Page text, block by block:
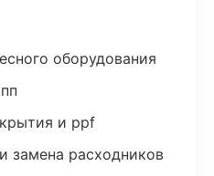
оборудования
и ppf
замена расходников